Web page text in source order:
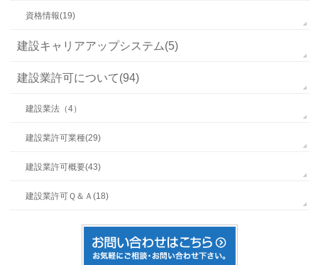
資格情報(19)
建設キャリアアップシステム(5)
建設業許可について(94)
建設業法（4）
建設業許可業種(29)
建設業許可概要(43)
建設業許可Ｑ＆Ａ(18)